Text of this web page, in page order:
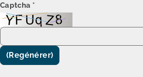
Captcha *
(Regénérer)